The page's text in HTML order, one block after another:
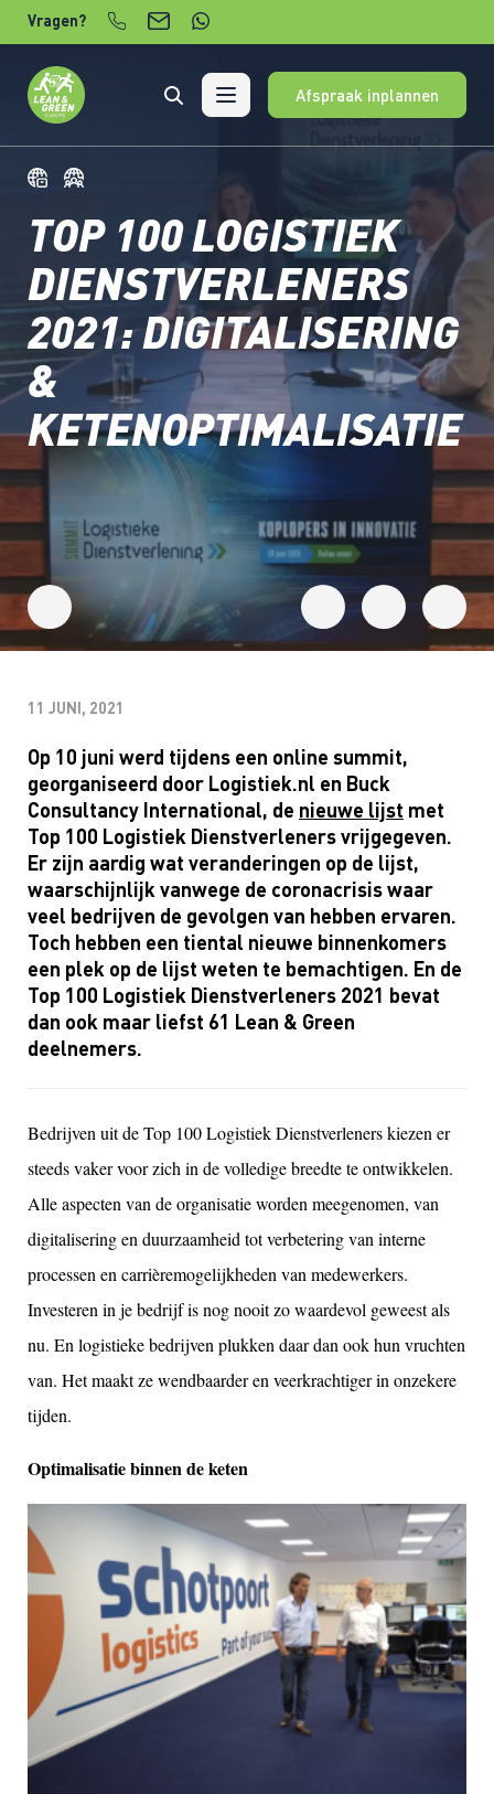
Verder naar content
Vragen?
Afspraak inplannen
TOP 100 LOGISTIEK
DIENSTVERLENERS
2021: DIGITALISERING
&
KETENOPTIMALISATIE
11 JUNI, 2021
Op 10 juni werd tijdens een online summit,
georganiseerd door Logistiek.nl en Buck
Consultancy International, de nieuwe lijst met
Top 100 Logistiek Dienstverleners vrijgegeven.
Er zijn aardig wat veranderingen op de lijst,
waarschijnlijk vanwege de coronacrisis waar
veel bedrijven de gevolgen van hebben ervaren.
Toch hebben een tiental nieuwe binnenkomers
een plek op de lijst weten te bemachtigen. En de
Top 100 Logistiek Dienstverleners 2021 bevat
dan ook maar liefst 61 Lean & Green
deelnemers.
Bedrijven uit de Top 100 Logistiek Dienstverleners kiezen er
steeds vaker voor zich in de volledige breedte te ontwikkelen.
Alle aspecten van de organisatie worden meegenomen, van
digitalisering en duurzaamheid tot verbetering van interne
processen en carrièremogelijkheden van medewerkers.
Investeren in je bedrijf is nog nooit zo waardevol geweest als
nu. En logistieke bedrijven plukken daar dan ook hun vruchten
van. Het maakt ze wendbaarder en veerkrachtiger in onzekere
tijden.
Optimalisatie binnen de keten